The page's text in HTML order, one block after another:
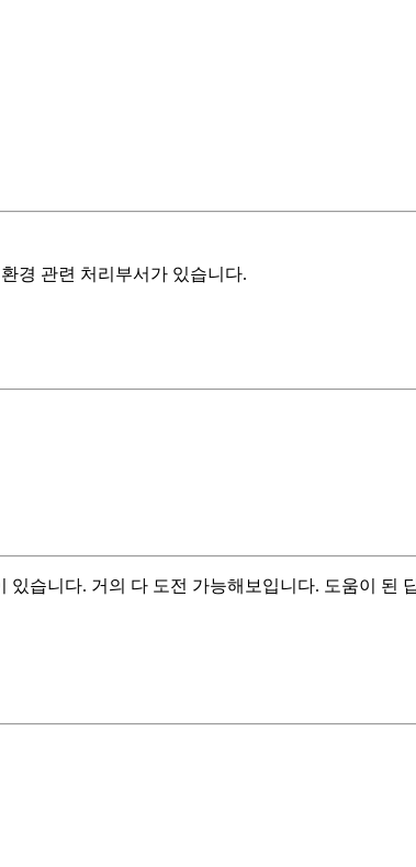
경 관련 처리부서가 있습니다.
습니다. 거의 다 도전 가능해보입니다. 도움이 된